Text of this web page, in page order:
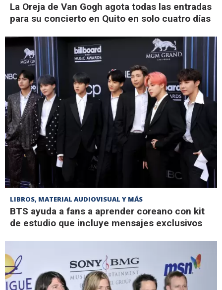
La Oreja de Van Gogh agota todas las entradas
para su concierto en Quito en solo cuatro días
LIBROS, MATERIAL AUDIOVISUAL Y MÁS
BTS ayuda a fans a aprender coreano con kit
de estudio que incluye mensajes exclusivos